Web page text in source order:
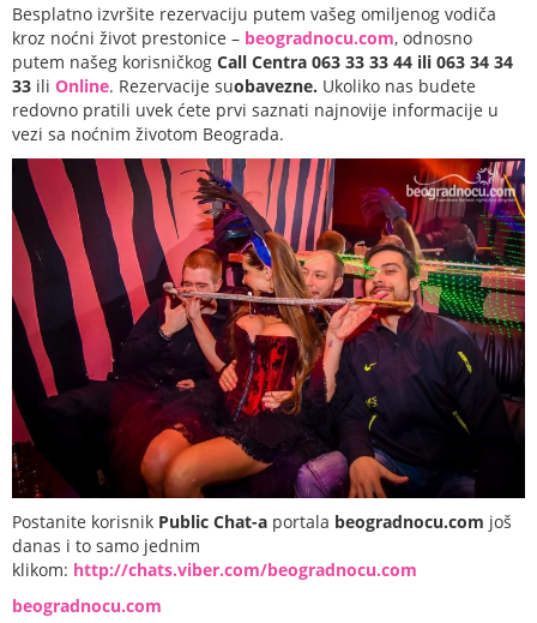
Besplatno izvršite rezervaciju putem vašeg omiljenog vodiča
kroz noćni život prestonice – beogradnocu.com, odnosno
putem našeg korisničkog Call Centra 063 33 33 44 ili 063 34 34
33 ili Online. Rezervacije suobavezne. Ukoliko nas budete
redovno pratili uvek ćete prvi saznati najnovije informacije u
vezi sa noćnim životom Beograda.
Postanite korisnik Public Chat-a portala beogradnocu.com još
danas i to samo jednim
klikom: http://chats.viber.com/beogradnocu.com
beogradnocu.com